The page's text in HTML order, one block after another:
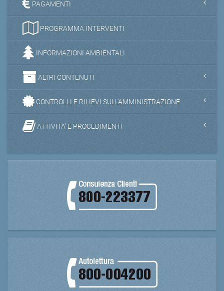
PAGAMENTI
PROGRAMMA INTERVENTI
INFORMAZIONI AMBIENTALI
ALTRI CONTENUTI
CONTROLLI E RILIEVI SULL'AMMINISTRAZIONE
ATTIVITA' E PROCEDIMENTI